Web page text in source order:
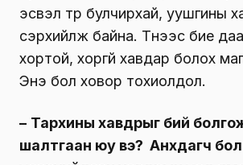
эсвэл түрүү булчирхай, уушгины
үсэрхийлж байна. Түүнээс бие
хортой, хоргүй хавдар болох
Энэ бол ховор тохиолдол.
– Тархины хавдрыг бий
шалтгаан юу вэ? Анхдагч